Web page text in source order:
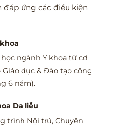
đáp ứng các điều kiện
ngành Y khoa từ cơ
Giáo dục & Đào tạo công
6 năm).
Da liễu
trình Nội trú, Chuyên